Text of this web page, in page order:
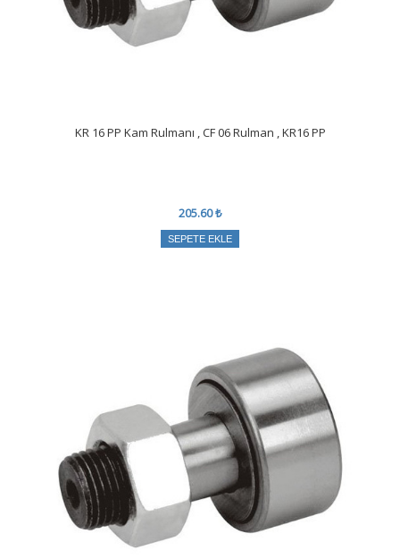
KR 16 PP Kam Rulmanı , CF 06 Rulman , KR16 PP
205.60 ₺
SEPETE EKLE